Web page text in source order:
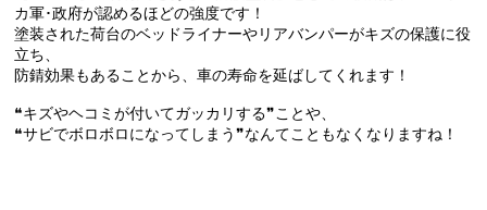
カ軍･政府が認めるほどの強度です！
塗装された荷台のベッドライナーやリアバンパーがキズの保護に役
立ち、
防錆効果もあることから、車の寿命を延ばしてくれます！
❝キズやヘコミが付いてガッカリする❞ことや、
❝サビでボロボロになってしまう❞なんてこともなくなりますね！